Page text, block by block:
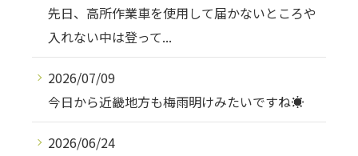
先日、高所作業車を使用して届かないところや
入れない中は登って...
2026/07/09
今日から近畿地方も梅雨明けみたいですね☀️
2026/06/24